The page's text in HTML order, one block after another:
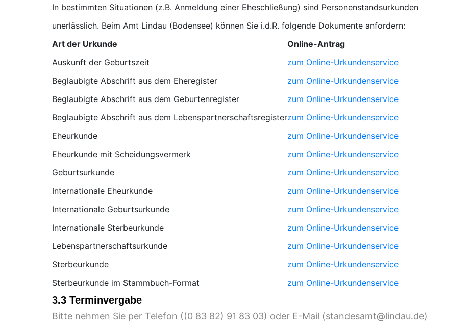
In bestimmten Situationen (z.B. Anmeldung einer Eheschließung) sind Personenstandsurkunden
unerlässlich. Beim Amt Lindau (Bodensee) können Sie i.d.R. folgende Dokumente anfordern:
Art der Urkunde
Online-Antrag
Auskunft der Geburtszeit
zum Online-Urkundenservice
Beglaubigte Abschrift aus dem Eheregister
zum Online-Urkundenservice
Beglaubigte Abschrift aus dem Geburtenregister
zum Online-Urkundenservice
Beglaubigte Abschrift aus dem Lebenspartnerschaftsregisterzum Online-Urkundenservice
Eheurkunde
zum Online-Urkundenservice
Eheurkunde mit Scheidungsvermerk
zum Online-Urkundenservice
Geburtsurkunde
zum Online-Urkundenservice
Internationale Eheurkunde
zum Online-Urkundenservice
Internationale Geburtsurkunde
zum Online-Urkundenservice
Internationale Sterbeurkunde
zum Online-Urkundenservice
Lebenspartnerschaftsurkunde
zum Online-Urkundenservice
Sterbeurkunde
zum Online-Urkundenservice
Sterbeurkunde im Stammbuch-Format
zum Online-Urkundenservice
3.3 Terminvergabe
Bitte nehmen Sie per Telefon ( ) oder E-Mail (
)